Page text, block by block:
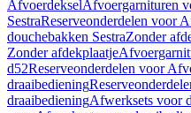
AfvoerdekselAfvoergarnituren
SestraReserveonderdelen voor
douchebakken SestraZonder
Zonder afdekplaatje
d52Reserveonderdelen voor
draaibediening
draaibedieningAfwerksets voor